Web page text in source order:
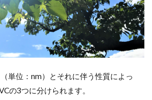
単位：nm）とそれに伴う性質によっ
の3つに分けられます。